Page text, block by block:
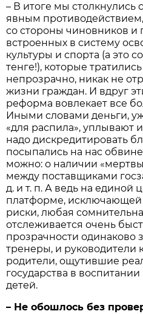
– В итоге мы столкнулись
явным
со стороны чиновников и
встроенных в систему
культуры и спорта (а это
тенге!), которые
непрозрачно, никак не
жизни граждан. И вдруг
реформа вовлекает все
Иными словами деньги,
«для распила», уплывают
надо дискредитировать
посыпались на нас
можно: о наличии
между поставщиками
д. и т. п. А ведь на единой
платформе,
риски, любая
отслеживается очень
прозрачности одинаково
тренеры, и руководители
родители, ощутившие
государства в
детей.
– Не обошлось без